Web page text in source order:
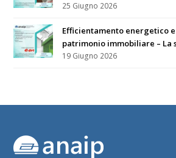
25 Giugno 2026
Efficientamento energetico
patrimonio immobiliare – La
19 Giugno 2026